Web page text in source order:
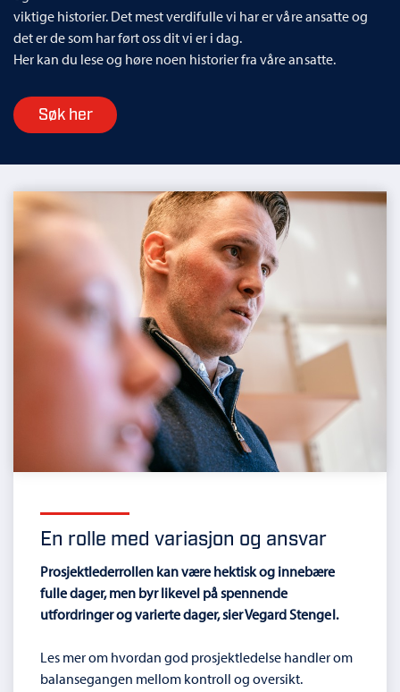
viktige historier. Det mest verdifulle vi har er våre ansatte og
det er de som har ført oss dit vi er i dag.
Her kan du lese og høre noen historier fra våre ansatte.
Søk her
En rolle med variasjon og ansvar
Prosjektlederrollen kan være hektisk og innebære
fulle dager, men byr likevel på spennende
utfordringer og varierte dager, sier Vegard Stengel.
Les mer om hvordan god prosjektledelse handler om
balansegangen mellom kontroll og oversikt.